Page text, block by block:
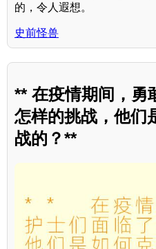
的，令人遐想。
史前怪兽
** 在疫情期间，勇
怎样的挑战，他们
战的？**